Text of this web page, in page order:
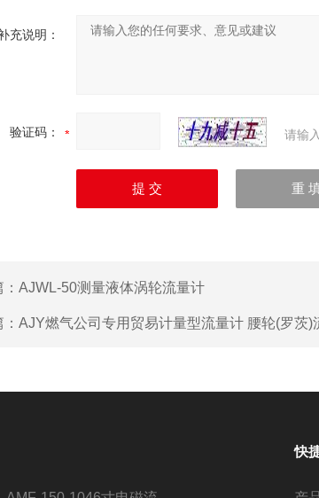
充说明：
验证码： 请输
AJWL-50测量液体涡轮流量计
AJY燃气公司专用贸易计量型流量计 腰轮(罗茨)
快